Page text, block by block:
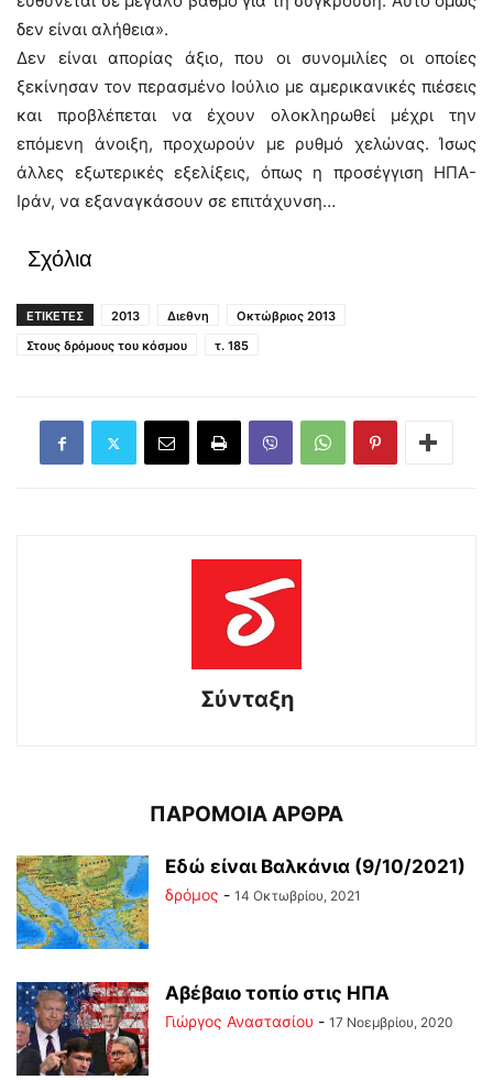
δεν είναι αλήθεια».
Δεν είναι απορίας άξιο, που οι συνομιλίες οι οποίες
ξεκίνησαν τον περασμένο Ιούλιο με αμερικανικές πιέσεις
και προβλέπεται να έχουν ολοκληρωθεί μέχρι την
επόμενη άνοιξη, προχωρούν με ρυθμό χελώνας. Ίσως
άλλες εξωτερικές εξελίξεις, όπως η προσέγγιση ΗΠΑ-
Ιράν, να εξαναγκάσουν σε επιτάχυνση…
Σχόλια
ΕΤΙΚΕΤΕΣ 2013 Διεθνη
Οκτώβριος 2013
Στους δρόμους του κόσμου
τ. 185
Σύνταξη
ΠΑΡΟΜΟΙΑ ΑΡΘΡΑ
Εδώ είναι Βαλκάνια (9/10/2021)
δρόμος - 14 Οκτωβρίου, 2021
Αβέβαιο τοπίο στις ΗΠΑ
Γιώργος Αναστασίου - 17 Νοεμβρίου, 2020